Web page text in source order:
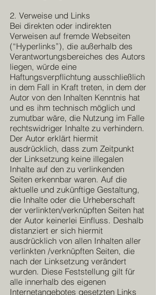
2. Verweise und Links
Bei direkten oder indirekten
Verweisen auf fremde Webseiten
(“Hyperlinks”), die außerhalb des
Verantwortungsbereiches des Autors
liegen, würde eine
Haftungsverpflichtung ausschließlich
in dem Fall in Kraft treten, in dem der
Autor von den Inhalten Kenntnis hat
und es ihm technisch möglich und
zumutbar wäre, die Nutzung im Falle
rechtswidriger Inhalte zu verhindern.
Der Autor erklärt hiermit
ausdrücklich, dass zum Zeitpunkt
der Linksetzung keine illegalen
Inhalte auf den zu verlinkenden
Seiten erkennbar waren. Auf die
aktuelle und zukünftige Gestaltung,
die Inhalte oder die Urheberschaft
der verlinkten/verknüpften Seiten hat
der Autor keinerlei Einfluss. Deshalb
distanziert er sich hiermit
ausdrücklich von allen Inhalten aller
verlinkten /verknüpften Seiten, die
nach der Linksetzung verändert
wurden. Diese Feststellung gilt für
alle innerhalb des eigenen
Internetangebotes gesetzten Links